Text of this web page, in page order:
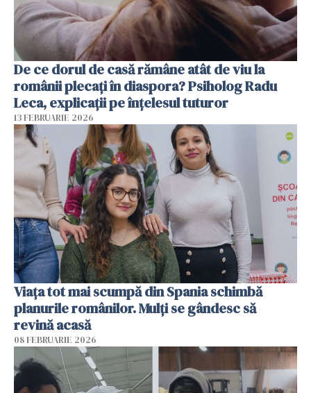
De ce dorul de casă rămâne atât de viu la
românii plecați în diaspora? Psiholog Radu
Leca, explicații pe înțelesul tuturor
13 FEBRUARIE 2026
Viața tot mai scumpă din Spania schimbă
planurile românilor. Mulți se gândesc să
revină acasă
08 FEBRUARIE 2026